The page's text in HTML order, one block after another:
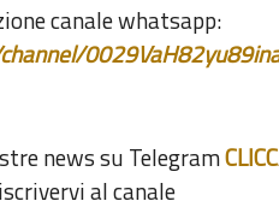
canale whatsapp:
news su Telegram
iscrivervi al canale